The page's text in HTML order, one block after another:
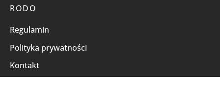
RODO
Regulamin
Polityka prywatności
Kontakt